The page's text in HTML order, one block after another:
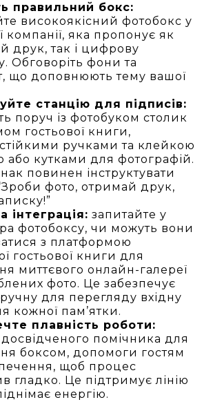
правильний бокc:
високоякісний фотобокс у
компанії, яка пропонує як
друк, так і цифрову
Обговоріть фони та
що доповнюють тему вашої
станцію для підписів:
поруч із фотобуком столик
гостьової книги,
ручками та клейкою
або кутками для фотографій.
повинен інструктувати
фото, отримай друк,
інтеграція: запитайте у
фотобоксу, чи можуть вони
з платформою
гостьової книги для
миттєвого онлайн-галереї
фото. Це забезпечує
для перегляду вхідну
кожної пам’ятки.
плавність роботи:
досвідченого помічника для
боксом, допомоги гостям
щоб процес
гладко. Це підтримує лінію
енергію.